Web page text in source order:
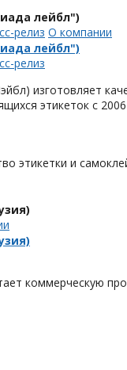
лейбл")
релиз О компании
лейбл")
релиз
изготовляет
этикеток с
этикетки и
коммерческую